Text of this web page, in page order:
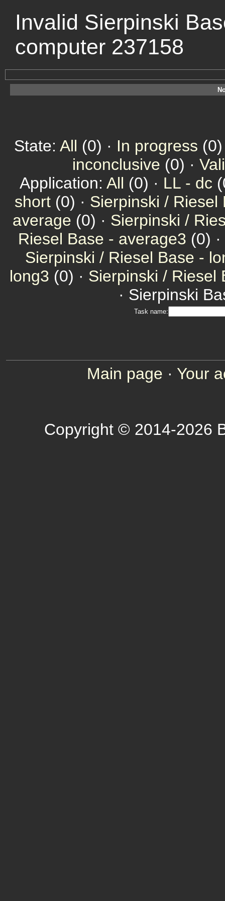
Invalid Sierpinski
computer 237158
State: All (0) · In progress
inconclusive (0) ·
Application: All (0) · LL - dc
short (0) · Sierpinski / Riesel
average (0) · Sierpinski /
Riesel Base - average3 (0) ·
Sierpinski / Riesel Base -
long3 (0) · Sierpinski / Riesel
· Sierpinski
Task name:
Main page · Your
Copyright © 2014-2026